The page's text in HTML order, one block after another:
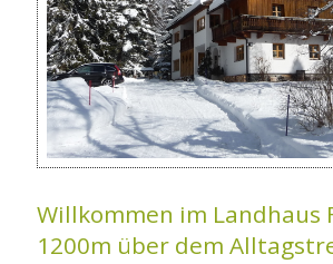
Willkommen im Landhaus
1200m über dem